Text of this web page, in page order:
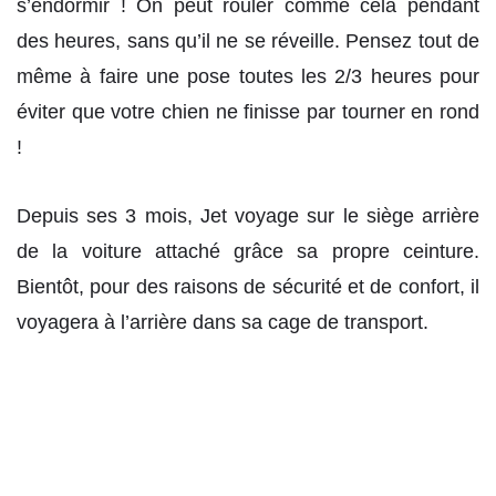
s’endormir ! On peut rouler comme cela pendant
des heures, sans qu’il ne se réveille. Pensez tout de
même à faire une pose toutes les 2/3 heures pour
éviter que votre chien ne finisse par tourner en rond
!
Depuis ses 3 mois, Jet voyage sur le siège arrière
de la voiture attaché grâce sa propre ceinture.
Bientôt, pour des raisons de sécurité et de confort, il
voyagera à l’arrière dans sa cage de transport.